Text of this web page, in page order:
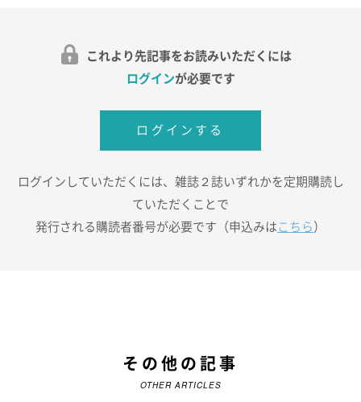
これより先記事をお読みいただくには
ログインが必要です
ログインする
ログインしていただくには、雑誌２誌いずれかを定期購読し
ていただくことで
発行される購読者番号が必要です（申込みは こちら ）
その他の記事
OTHER ARTICLES